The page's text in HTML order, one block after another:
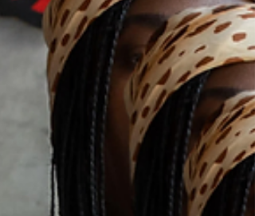
incarnent parfaitement les valeurs des
Robeuses. Il m'a donc semblé nécessaire de
vous le